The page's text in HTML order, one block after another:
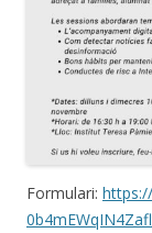
Formulari: